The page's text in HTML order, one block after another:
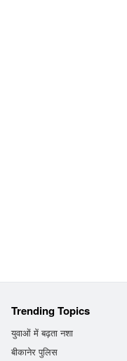
Trending Topics
युवाओं में बढ़ता नशा
बीकानेर पुलिस